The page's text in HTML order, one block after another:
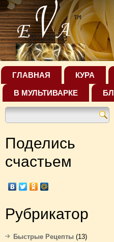
ГЛАВНАЯ КУРА
В МУЛЬТИВАРКЕ
Поделись
счастьем
Рубрикатор
Быстрые Рецепты (13)